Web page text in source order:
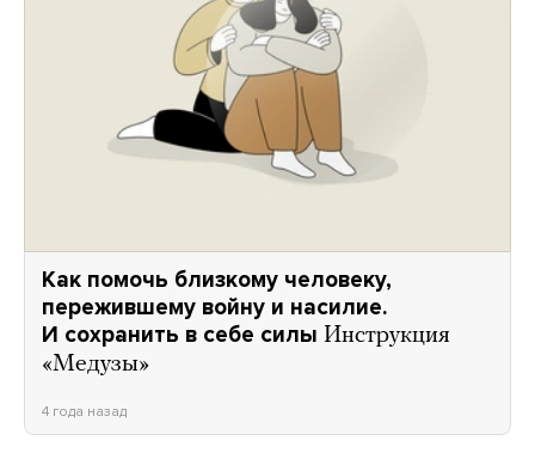
Как помочь близкому человеку,
пережившему войну и насилие.
И сохранить в себе силы Инструкция
«Медузы»
4 года назад